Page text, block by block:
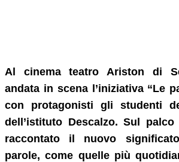
Al cinema teatro Ariston di
andata in scena l’iniziativa “Le
con protagonisti gli studenti
dell’istituto Descalzo. Sul
raccontato il nuovo
parole, come quelle più